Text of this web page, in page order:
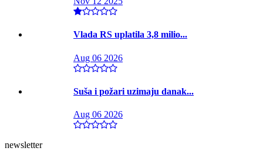
Vlada RS uplatila 3,8 milio...
Aug 06 2026
Suša i požari uzimaju danak...
Aug 06 2026
newsletter